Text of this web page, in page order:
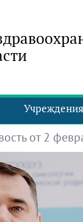
Учреждения
от 2